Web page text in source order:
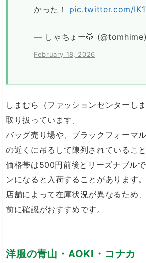
かった！ pic.twitter.com/
— しゃちょー🐯 (@tomhime)
February 18, 2026
しまむら（ファッションセンターし
取り扱っています。
バッグ売り場や、ブラックフォーマ
の近くに吊るして陳列されていること
価格帯は500円前後とリーズナブル
ンになると入荷することがあります。
店舗によって在庫状況が異なるため
前に確認がおすすめです。
洋服の青山・AOKI・コナカ